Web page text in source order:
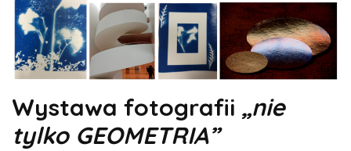
Wystawa fotografii „nie
tylko GEOMETRIA”